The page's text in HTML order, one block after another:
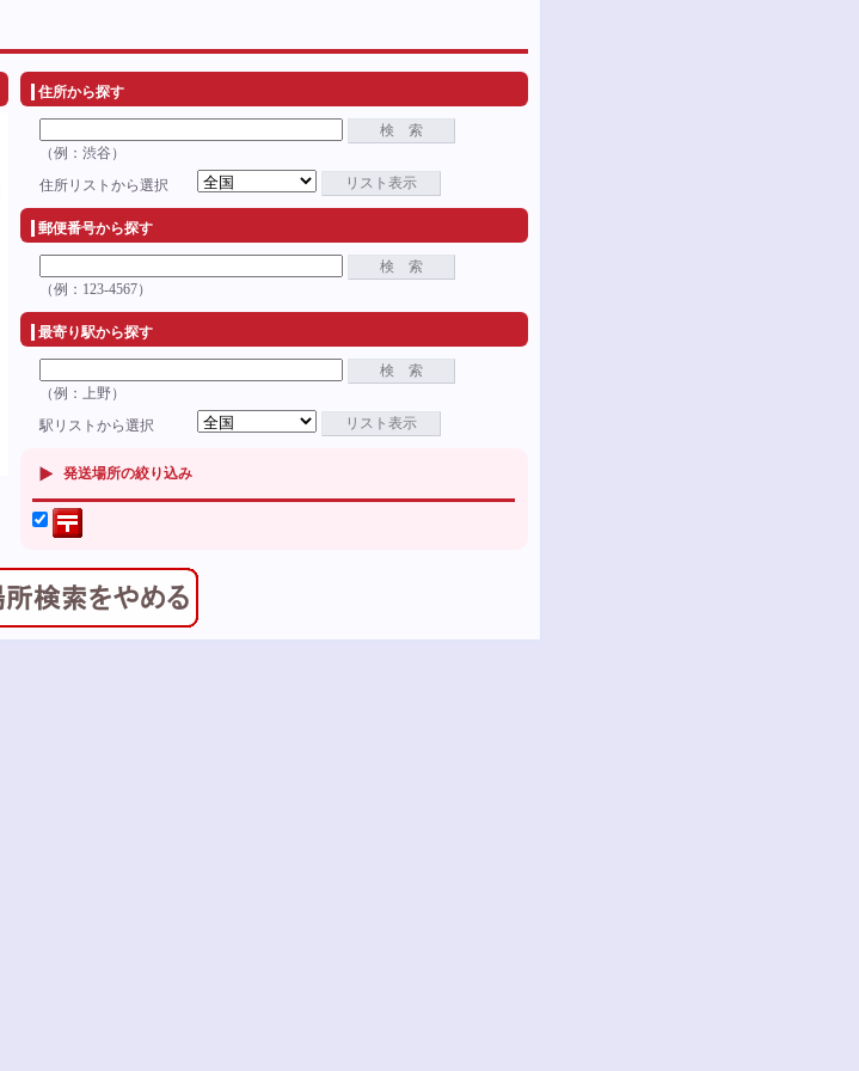
住所から探す
検 索
（例：渋谷）
住所リストから選択
リスト表示
郵便番号から探す
検 索
（例：123-4567）
最寄り駅から探す
検 索
（例：上野）
駅リストから選択
リスト表示
発送場所の絞り込み